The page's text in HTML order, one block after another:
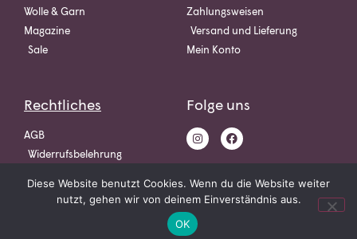
Wolle & Garn
Magazine
Sale
Zahlungsweisen
Versand und Lieferung
Mein Konto
Rechtliches
AGB
Widerrufsbelehrung
Folge uns
Diese Website benutzt Cookies. Wenn du die Website weiter
nutzt, gehen wir von deinem Einverständnis aus.
OK